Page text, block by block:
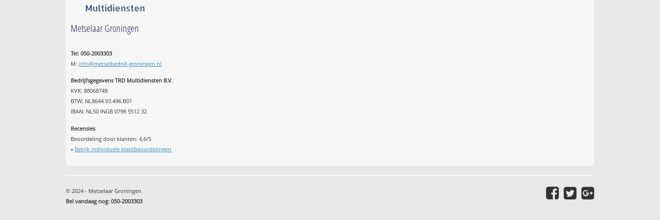
Metselaar Groningen
Tel: 050-2003303
M: info@metselbedrijf-groningen.nl
Bedrijfsgegevens TRD Multidiensten B.V.
KVK: 88068749
BTW: NL8644.93.496.B01
IBAN: NL50 INGB 0798 5512 32
Recensies
Beoordeling door klanten:4,6/5
» Bekijk individuele klantbeoordelingen
© 2024 - Metselaar Groningen
Bel vandaag nog: 050-2003303